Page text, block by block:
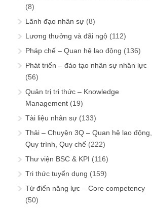
(8)
Lãnh đạo nhân sự (8)
Lương thưởng và đãi ngộ (112)
Pháp chế – Quan hệ lao động (136)
Phát triển – đào tạo nhân sự nhân lực
(56)
Quản trị tri thức – Knowledge
Management (19)
Tài liệu nhân sự (133)
Thải – Chuyện 3Q – Quan hệ lao động,
Quy trình, Quy chế (222)
Thư viện BSC & KPI (116)
Tri thức tuyển dụng (159)
Từ điển năng lực – Core competency
(50)